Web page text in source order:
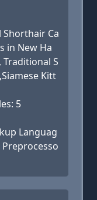
Ca
in New Ha
S
Kitt
5
Languag
Preprocesso